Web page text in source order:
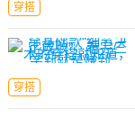
穿搭
穿搭